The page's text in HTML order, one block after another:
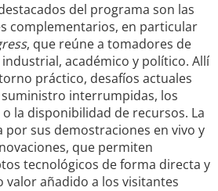
del programa son las
complementarios, en particular
, que reúne a tomadores de
académico y político. Allí
práctico, desafíos actuales
suministro interrumpidas, los
la disponibilidad de recursos. La
por sus demostraciones en vivo y
que permiten
tecnológicos de forma directa y
valor añadido a los visitantes